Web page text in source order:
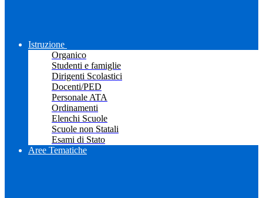
Istruzione
Organico
Studenti e famiglie
Dirigenti Scolastici
Docenti/PED
Personale ATA
Ordinamenti
Elenchi Scuole
Scuole non Statali
Esami di Stato
Aree Tematiche